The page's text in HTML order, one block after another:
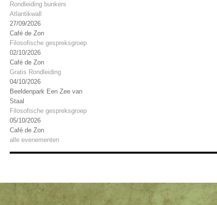
Rondleiding bunkers
Atlantikwall
27/09/2026
Café de Zon
Filosofische gespreksgroep
02/10/2026
Café de Zon
Gratis Rondleiding
04/10/2026
Beeldenpark Een Zee van
Staal
Filosofische gespreksgroep
05/10/2026
Café de Zon
alle evenementen